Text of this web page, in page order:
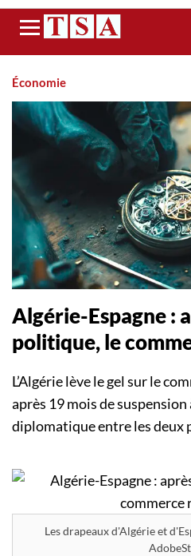
Menu
Économie
Algérie-Espagne :
politique, le
L’Algérie lève le gel sur le
après 19 mois de suspension
diplomatique entre les deux
Les drapeaux d'Algérie et